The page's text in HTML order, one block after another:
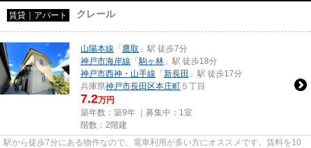
賃貸｜アパート クレール
山陽本線 「 鷹取 」駅 徒歩7分
神戸市海岸線 「駒ヶ林 」駅 徒歩18分
神戸市西神・山手線 「 新長田 」駅 徒歩17分
兵庫県神戸市長田区本庄町 ５丁目
7.2万円
築年数：築9年 ｜募集中： 1室
階数：2階建
駅から徒歩7分にある物件なので、電車利用が多い方にオススメです。賃料を10